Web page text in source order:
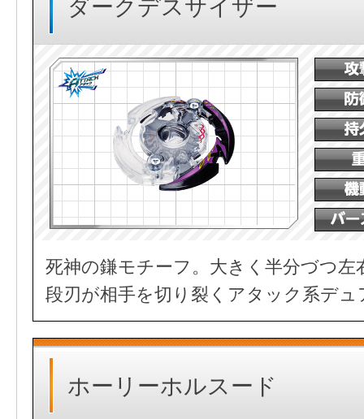
ダークデスサイザー
死神の鎌モチーフ。大きく半分づつ
段刃が相手を切り裂くアタック系デ
ホーリーホルスード